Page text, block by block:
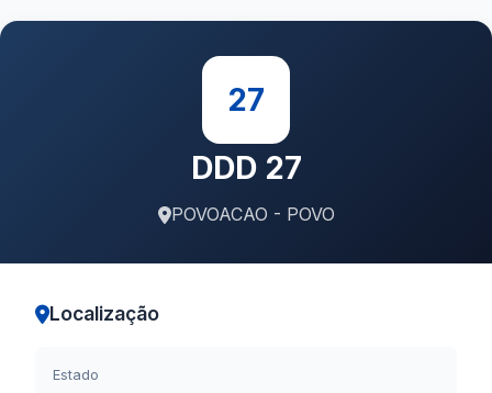
27
DDD 27
POVOACAO - POVO
Localização
Estado